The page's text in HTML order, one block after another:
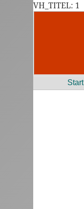
VH_TITEL: 1
Start